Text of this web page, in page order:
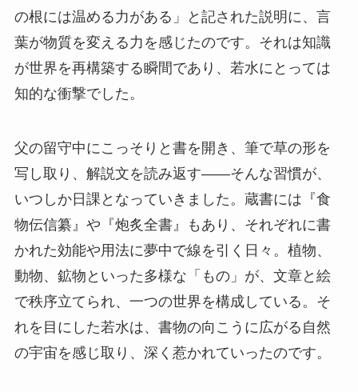
の根には温める力がある」と記された説明に、言
葉が物質を変える力を感じたのです。それは知識
が世界を再構築する瞬間であり、若水にとっては
知的な衝撃でした。
父の留守中にこっそりと書を開き、筆で草の形を
写し取り、解説文を読み返す――そんな習慣が、
いつしか日課となっていきました。蔵書には『食
物伝信纂』や『炮炙全書』もあり、それぞれに書
かれた効能や用法に夢中で線を引く日々。植物、
動物、鉱物といった多様な「もの」が、文章と絵
で秩序立てられ、一つの世界を構成している。そ
れを目にした若水は、書物の向こうに広がる自然
の宇宙を感じ取り、深く惹かれていったのです。